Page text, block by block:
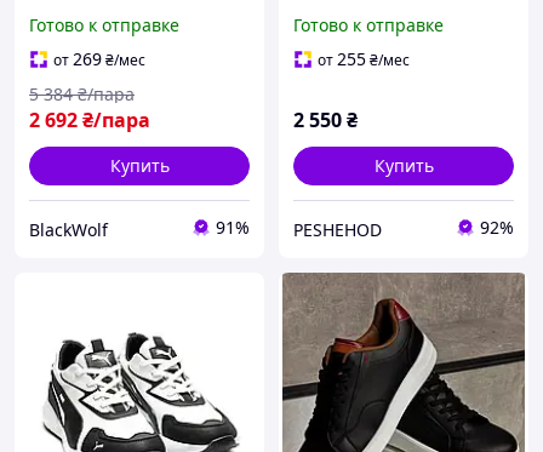
43
Готово к отправке
от269₴/мес
2 692₴/пара
5 384 ₴/пара
Купить
BlackWolf 91%
осень демисезонные
кроссовки для
Готово к отправке
от255₴/мес
2 550₴
Купить
PESHEHOD 92%